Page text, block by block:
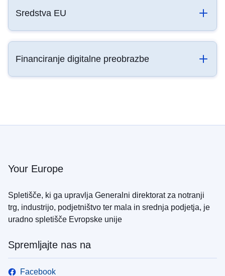
Sredstva EU
Financiranje digitalne preobrazbe
Your Europe
Spletišče, ki ga upravlja Generalni direktorat za notranji
trg, industrijo, podjetništvo ter mala in srednja podjetja, je
uradno spletišče Evropske unije
Spremljajte nas na
Facebook